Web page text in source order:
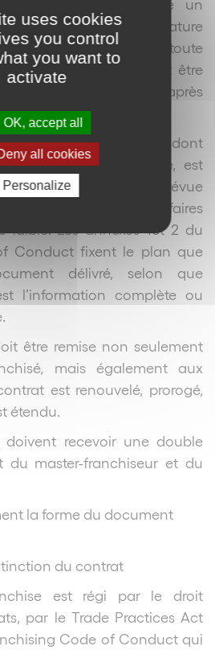
remettre au franchisé un
14 jours avant la signature
par le franchisé de toute
Ce document doit être
au plus tard 4 mois après
du franchiseur.
par le Code australien, dont
l’article 6 du Code, est
allégée est prévue
dont le chiffre d’affaires
faible. Les annexes 1et 2 du
Conduct fixent le plan que
délivré, selon que
l’information complète ou
être remise non seulement
mais également aux
est renouvelé, prorogé,
étendu.
doivent recevoir une double
du master-franchiseur et du
la forme du document
du contrat
est régi par le droit
par le Trade Practices Act
Code of Conduct qui
uses cookies
you control
you want to
activate
OK, accept all
all cookies
Personalize